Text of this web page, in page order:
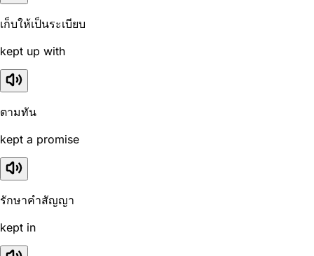
เก็บให้เป็นระเบียบ
kept up with
ตามทัน
kept a promise
รักษาคำสัญญา
kept in